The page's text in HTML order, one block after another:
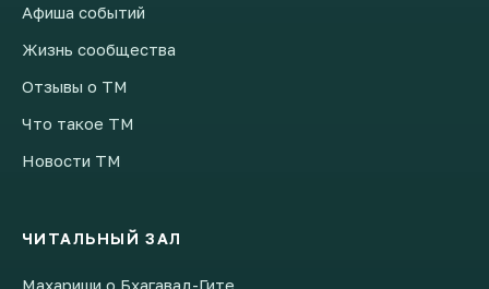
Афиша событий
Жизнь сообщества
Отзывы о ТМ
Что такое ТМ
Новости ТМ
ЧИТАЛЬНЫЙ ЗАЛ
Махариши о Бхагавад-Гите